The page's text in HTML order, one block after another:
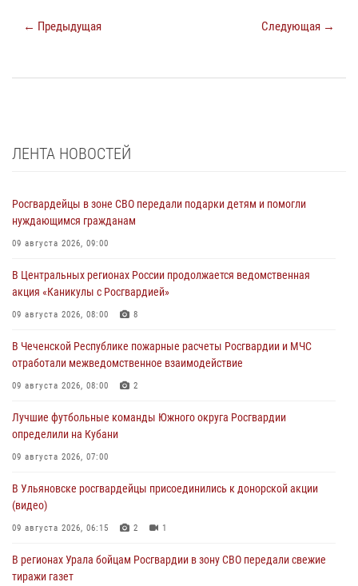
← Предыдущая Следующая →
ЛЕНТА НОВОСТЕЙ
Росгвардейцы в зоне СВО передали подарки детям и помогли
нуждающимся гражданам
09 августа 2026, 09:00
В Центральных регионах России продолжается ведомственная
акция «Каникулы с Росгвардией»
09 августа 2026, 08:00 8
В Чеченской Республике пожарные расчеты Росгвардии и МЧС
отработали межведомственное взаимодействие
09 августа 2026, 08:00 2
Лучшие футбольные команды Южного округа Росгвардии
определили на Кубани
09 августа 2026, 07:00
В Ульяновске росгвардейцы присоединились к донорской акции
(видео)
09 августа 2026, 06:15 2 1
В регионах Урала бойцам Росгвардии в зону СВО передали свежие
тиражи газет